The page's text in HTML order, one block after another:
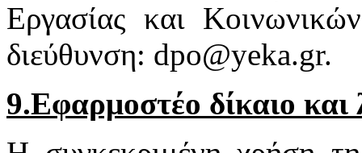
Εργασίας και
διεύθυνση: dpo@yeka.gr.
9.Εφαρμοστέο δίκαιο και